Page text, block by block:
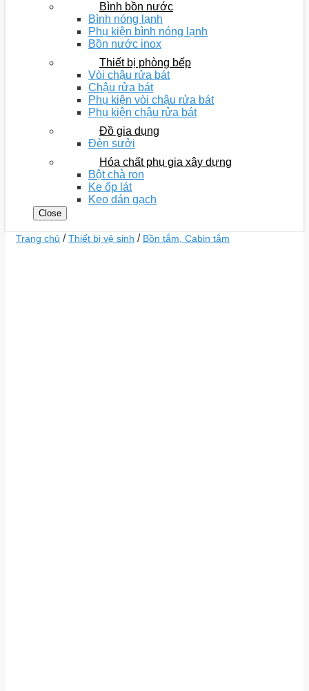
Bình bồn nước
Bình nóng lạnh
Phụ kiện bình nóng lạnh
Bồn nước inox
Thiết bị phòng bếp
Vòi chậu rửa bát
Chậu rửa bát
Phụ kiện vòi chậu rửa bát
Phụ kiện chậu rửa bát
Đồ gia dụng
Đèn sưởi
Hóa chất phụ gia xây dựng
Bột chà ron
Ke ốp lát
Keo dán gạch
Close
Trang chủ / Thiết bị vệ sinh / Bồn tắm, Cabin tắm